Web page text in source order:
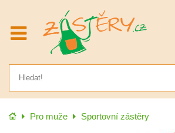
Úvod Pro muže Sportovní zástěry